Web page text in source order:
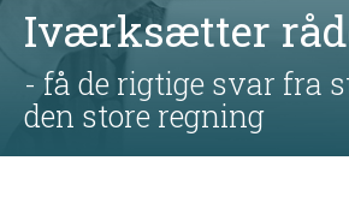
Iværksætter
- få de rigtige svar fra
den store regning